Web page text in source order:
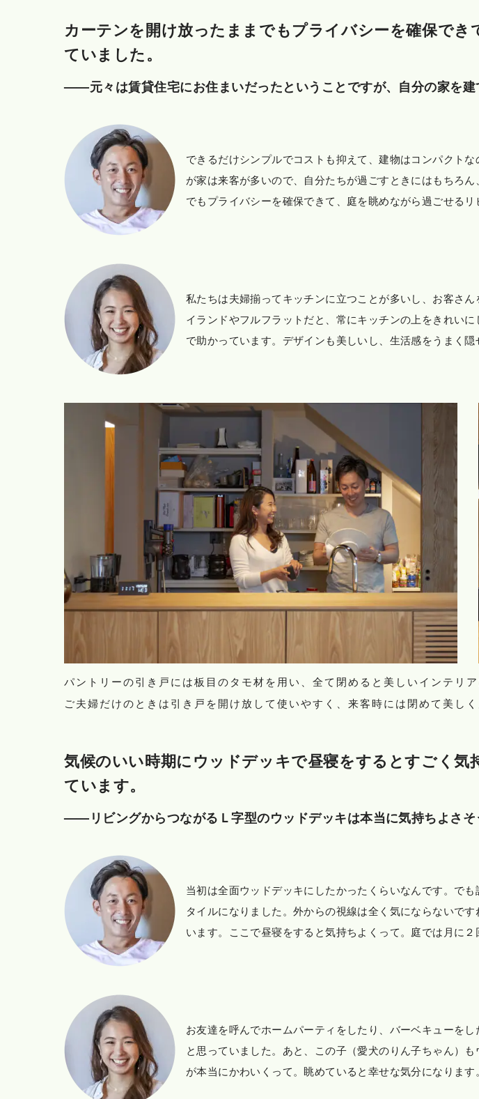
カーテンを開け放ったままでもプライバシーを確保で
ていました。
——元々は賃貸住宅にお住まいだったということですが、自分の家を
できるだけシンプルでコストも抑えて、建物はコンパクト
が家は来客が多いので、自分たちが過ごすときにはもちろ
でもプライバシーを確保できて、庭を眺めながら過ごせるリ
私たちは夫婦揃ってキッチンに立つことが多いし、お客さ
イランドやフルフラットだと、常にキッチンの上をきれい
で助かっています。デザインも美しいし、生活感をうまく隠
パントリーの引き戸には板目のタモ材を用い、全て閉めると美しいインテリ
ご夫婦だけのときは引き戸を開け放して使いやすく、来客時には閉めて美しく
気候のいい時期にウッドデッキで昼寝をするとすごく
ています。
——リビングからつながるＬ字型のウッドデッキは本当に気持ちよさそ
当初は全面ウッドデッキにしたかったくらいなんです。で
タイルになりました。外からの視線は全く気にならないで
います。ここで昼寝をすると気持ちよくって。庭では月に２
お友達を呼んでホームパーティをしたり、バーベキューを
と思っていました。あと、この子（愛犬のりん子ちゃん）
が本当にかわいくって。眺めていると幸せな気分になります。